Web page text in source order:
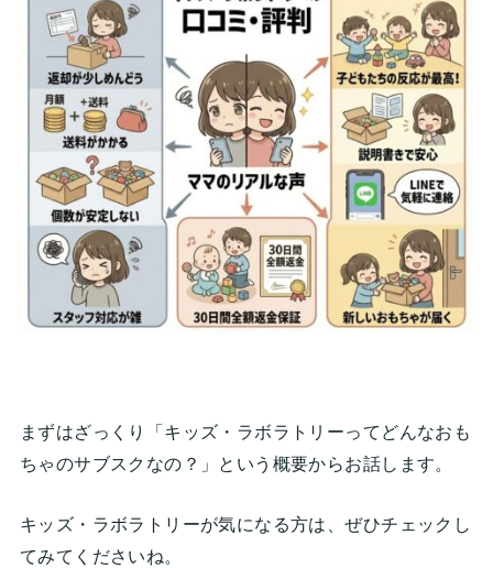
まずはざっくり「キッズ・ラボラトリーってどんなおも
ちゃのサブスクなの？」という概要からお話します。
キッズ・ラボラトリーが気になる方は、ぜひチェックし
てみてくださいね。